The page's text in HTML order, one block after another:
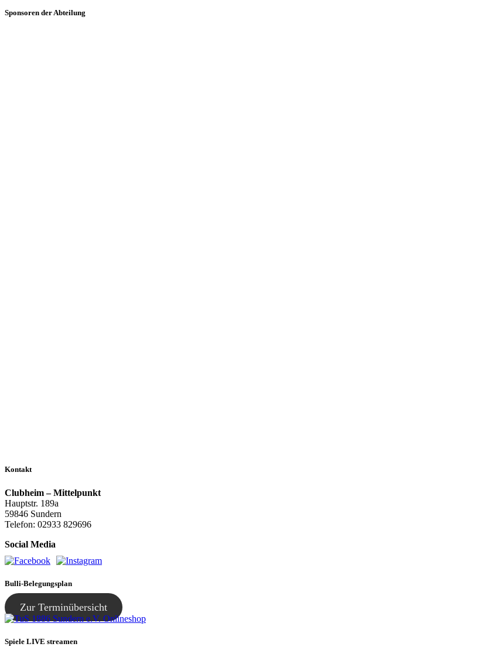
Sponsoren der Abteilung
Kontakt
Clubheim – Mittelpunkt
Hauptstr. 189a
59846 Sundern
Telefon: 02933 829696
Social Media
Bulli-Belegungsplan
Zur Terminübersicht
Spiele LIVE streamen